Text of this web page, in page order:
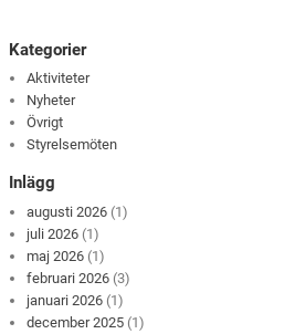
Kategorier
Aktiviteter
Nyheter
Övrigt
Styrelsemöten
Inlägg
augusti 2026 (1)
juli 2026 (1)
maj 2026 (1)
februari 2026 (3)
januari 2026 (1)
december 2025 (1)